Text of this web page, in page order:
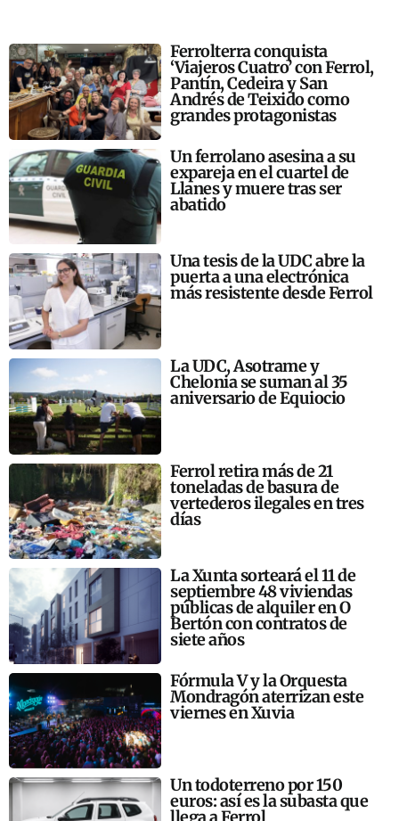
Ferrolterra conquista
‘Viajeros Cuatro’ con Ferrol,
Pantín, Cedeira y San
Andrés de Teixido como
grandes protagonistas
Un ferrolano asesina a su
expareja en el cuartel de
Llanes y muere tras ser
abatido
Una tesis de la UDC abre la
puerta a una electrónica
más resistente desde Ferrol
La UDC, Asotrame y
Chelonia se suman al 35
aniversario de Equiocio
Ferrol retira más de 21
toneladas de basura de
vertederos ilegales en tres
días
La Xunta sorteará el 11 de
septiembre 48 viviendas
públicas de alquiler en O
Bertón con contratos de
siete años
Fórmula V y la Orquesta
Mondragón aterrizan este
viernes en Xuvia
Un todoterreno por 150
euros: así es la subasta que